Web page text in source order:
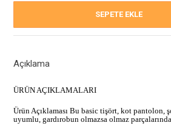
SEPETE EKLE
Açıklama
ÜRÜN AÇIKLAMALARI
Ürün Açıklaması Bu basic tişört, kot pantolon,
uyumlu, gardırobun olmazsa olmaz